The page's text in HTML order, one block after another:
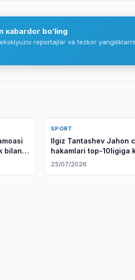
xabardor bo‘ling
reportajlar va tezkor
bilan
SPORT
Ilgiz Tantashev Jahon
hakamlari top-10ligiga
25/07/2026